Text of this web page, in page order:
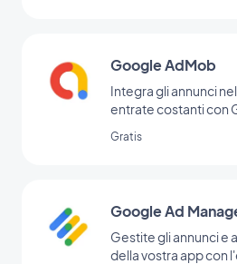
Google AdMob
Integra gli annunci
entrate costanti con
Gratis
Google Ad
Gestite gli annunci e
della vostra app con